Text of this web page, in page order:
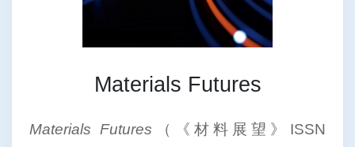
Materials Futures
Materials Futures （《材料展望》ISSN